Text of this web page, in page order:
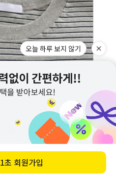
오늘 하루 보지 않기
1초 회원가입